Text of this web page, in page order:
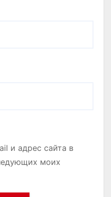
и адрес сайта в
моих